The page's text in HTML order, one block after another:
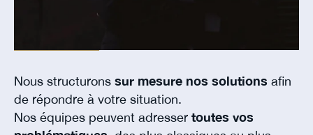
Nous structurons sur mesure nos solutions afin
de répondre à votre situation.
Nos équipes peuvent adresser toutes vos